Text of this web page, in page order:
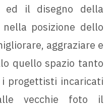
ed il disegno della
posizione dello
aggraziare e
quello spazio tanto
i progettisti incaricati
vecchie foto il